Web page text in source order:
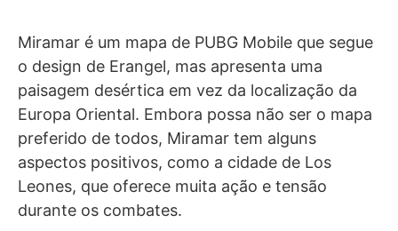
Miramar é um mapa de PUBG Mobile que segue
o design de Erangel, mas apresenta uma
paisagem desértica em vez da localização da
Europa Oriental. Embora possa não ser o mapa
preferido de todos, Miramar tem alguns
aspectos positivos, como a cidade de Los
Leones, que oferece muita ação e tensão
durante os combates.